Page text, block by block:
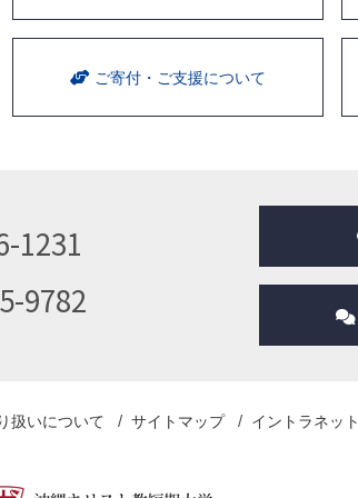
ご寄付・ご支援について
1231
9782
扱いについて サイトマップ イントラネット